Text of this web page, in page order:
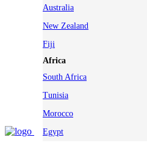
Australia
New Zealand
Fiji
Africa
South Africa
Tunisia
Morocco
Egypt